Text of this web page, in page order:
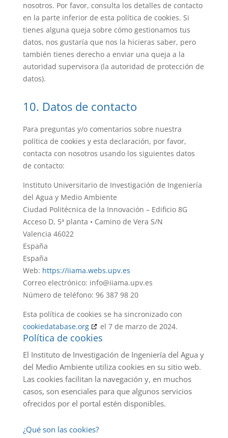
nosotros. Por favor, consulta los detalles de contacto
en la parte inferior de esta política de cookies. Si
tienes alguna queja sobre cómo gestionamos tus
datos, nos gustaría que nos la hicieras saber, pero
también tienes derecho a enviar una queja a la
autoridad supervisora (la autoridad de protección de
datos).
10. Datos de contacto
Para preguntas y/o comentarios sobre nuestra
política de cookies y esta declaración, por favor,
contacta con nosotros usando los siguientes datos
de contacto:
Instituto Universitario de Investigación de Ingeniería
del Agua y Medio Ambiente
Ciudad Politécnica de la Innovación – Edificio 8G
Acceso D, 5ª planta • Camino de Vera S/N
Valencia 46022
España
España
Web: https://iiama.webs.upv.es
Correo electrónico: info@iiama.upv.es
Número de teléfono: 96 387 98 20
Esta política de cookies se ha sincronizado con
cookiedatabase.org
el 7 de marzo de 2024.
Política de cookies
El Instituto de Investigación de Ingeniería del Agua y
del Medio Ambiente utiliza cookies en su sitio web.
Las cookies facilitan la navegación y, en muchos
casos, son esenciales para que algunos servicios
ofrecidos por el portal estén disponibles.
¿Qué son las cookies?